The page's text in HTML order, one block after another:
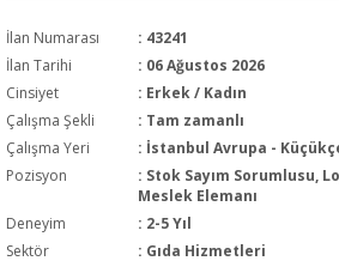
İlan Numarası
: 43241
İlan Tarihi
: 06 Ağustos 2026
Cinsiyet
: Erkek / Kadın
Çalışma Şekli
: Tam zamanlı
Çalışma Yeri
: İstanbul Avrupa -
Pozisyon
: Stok Sayım Sorumlusu,
Meslek Elemanı
Deneyim
: 2-5 Yıl
Sektör
: Gıda Hizmetleri